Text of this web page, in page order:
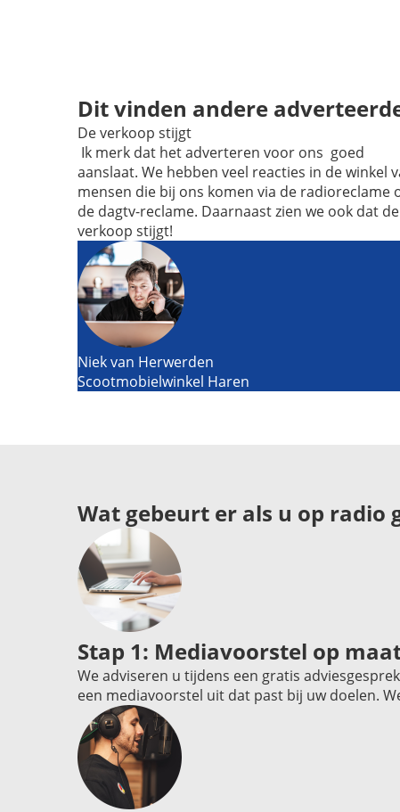
Dit vinden andere
De verkoop stijgt
Ik merk dat het adverteren voor ons goed
aanslaat. We hebben veel reacties in de winkel
mensen die bij ons komen via de radioreclame
de dagtv-reclame. Daarnaast zien we ook dat de
verkoop stijgt!
Niek van Herwerden
Scootmobielwinkel Haren
Wat gebeurt er als u op radio
Stap 1: Mediavoorstel op
We adviseren u tijdens een gratis
een mediavoorstel uit dat past bij uw doelen.